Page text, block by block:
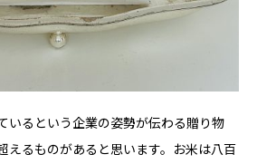
いるという企業の姿勢が伝わる贈り物
えるものがあると思います。お米は八百